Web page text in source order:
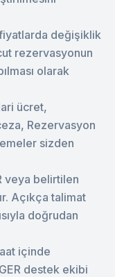
değişiklik
rezervasyonun
olarak
ücret,
Rezervasyon
sizden
veya belirtilen
Açıkça talimat
doğrudan
içinde
destek ekibi